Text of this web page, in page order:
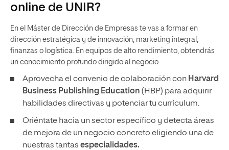
online de UNIR?
En el Máster de Dirección de Empresas te vas a formar en
dirección estratégica y de innovación, marketing integral,
finanzas o logística. En equipos de alto rendimiento, obtendrás
un conocimiento profundo dirigido al negocio.
Aprovecha el convenio de colaboración con Harvard
Business Publishing Education (HBP) para adquirir
habilidades directivas y potenciar tu currículum.
Oriéntate hacia un sector específico y detecta áreas
de mejora de un negocio concreto eligiendo una de
nuestras tantas especialidades.